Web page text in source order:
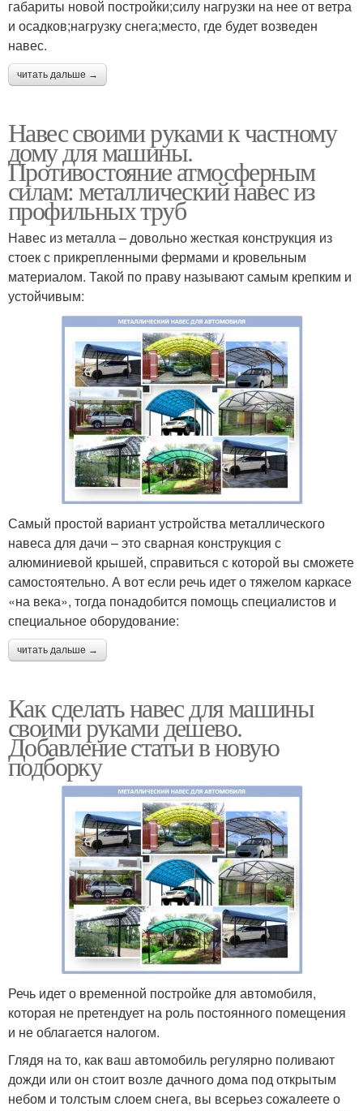
габариты новой постройки;силу нагрузки на нее от ветра
и осадков;нагрузку снега;место, где будет возведен
навес.
читать дальше →
Навес своими руками к частному
дому для машины.
Противостояние атмосферным
силам: металлический навес из
профильных труб
Навес из металла – довольно жесткая конструкция из
стоек с прикрепленными фермами и кровельным
материалом. Такой по праву называют самым крепким и
устойчивым:
Самый простой вариант устройства металлического
навеса для дачи – это сварная конструкция с
алюминиевой крышей, справиться с которой вы сможете
самостоятельно. А вот если речь идет о тяжелом каркасе
«на века», тогда понадобится помощь специалистов и
специальное оборудование:
читать дальше →
Как сделать навес для машины
своими руками дешево.
Добавление статьи в новую
подборку
Речь идет о временной постройке для автомобиля,
которая не претендует на роль постоянного помещения
и не облагается налогом.
Глядя на то, как ваш автомобиль регулярно поливают
дожди или он стоит возле дачного дома под открытым
небом и толстым слоем снега, вы всерьез сожалеете о